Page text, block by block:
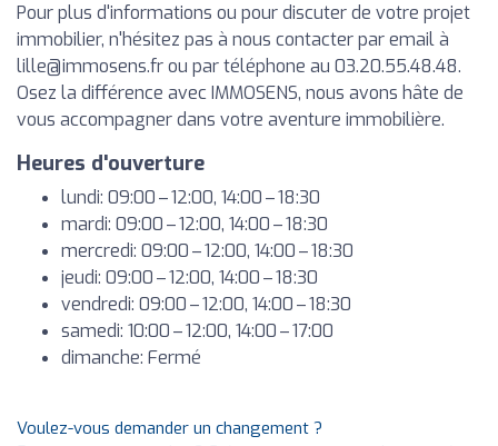
Pour plus d'informations ou pour discuter de votre projet
immobilier, n'hésitez pas à nous contacter par email à
lille@immosens.frou par téléphone au 03.20.55.48.48.
Osez la différence avec IMMOSENS, nous avons hâte de
vous accompagner dans votre aventure immobilière.
Heures d'ouverture
lundi: 09:00 – 12:00, 14:00 – 18:30
mardi: 09:00 – 12:00, 14:00 – 18:30
mercredi: 09:00 – 12:00, 14:00 – 18:30
jeudi: 09:00 – 12:00, 14:00 – 18:30
vendredi: 09:00 – 12:00, 14:00 – 18:30
samedi: 10:00 – 12:00, 14:00 – 17:00
dimanche: Fermé
Voulez-vous demander un changement ?